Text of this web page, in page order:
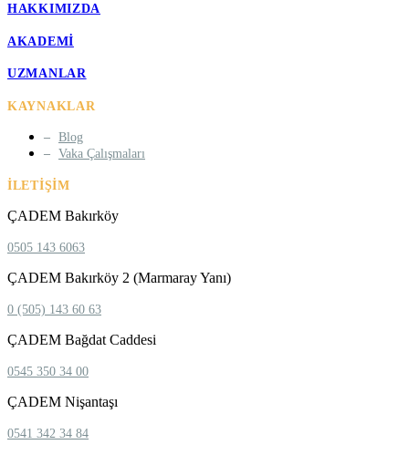
HAKKIMIZDA
AKADEMI
UZMANLAR
KAYNAKLAR
Blog
Vaka Çalışmaları
İLETIŞIM
ÇADEM Bakırköy
0505 143 6063
ÇADEM Bakırköy 2 (Marmaray Yanı)
0 (505) 143 60 63
ÇADEM Bağdat Caddesi
0545 350 34 00
ÇADEM Nişantaşı
0541 342 34 84